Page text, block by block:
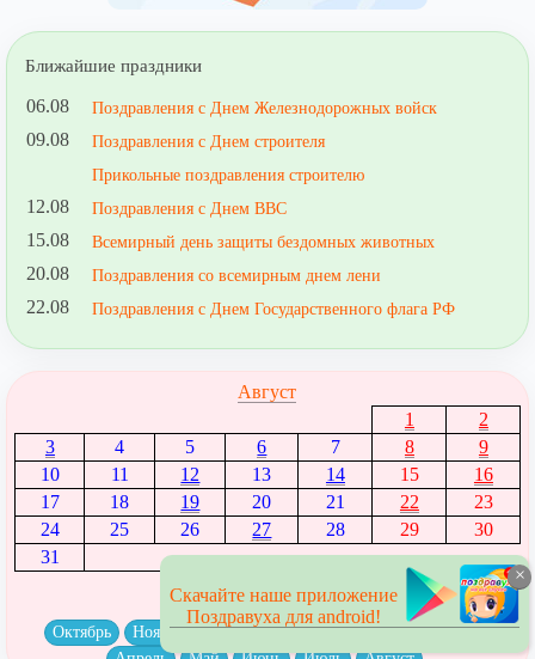
Ближайшие праздники
06.08 Поздравления с Днем Железнодорожных войск
09.08
Поздравления с Днем строителя
Прикольные поздравления строителю
12.08 Поздравления с Днем ВВС
15.08 Всемирный день защиты бездомных животных
20.08 Поздравления со всемирным днем лени
22.08 Поздравления с Днем Государственного флага РФ
Август
1
2
3
4 5 6 7 8
9
10
11 12 13 14 15
16
17
18 19 20 21 22
23
24
25 26 27 28 29
30
31
← Июль
Октябрь Ноябрь Декабрь Январь Февраль
Март
×
Скачайте наше приложение
Поздравуха для android!